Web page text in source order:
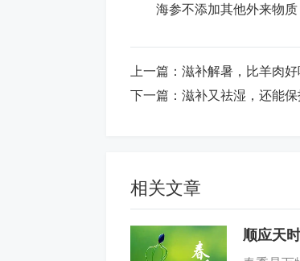
海参不添加其他外来物
上一篇： 滋补解暑，比羊肉
下一篇： 滋补又祛湿，还能保
相关文章
顺应天